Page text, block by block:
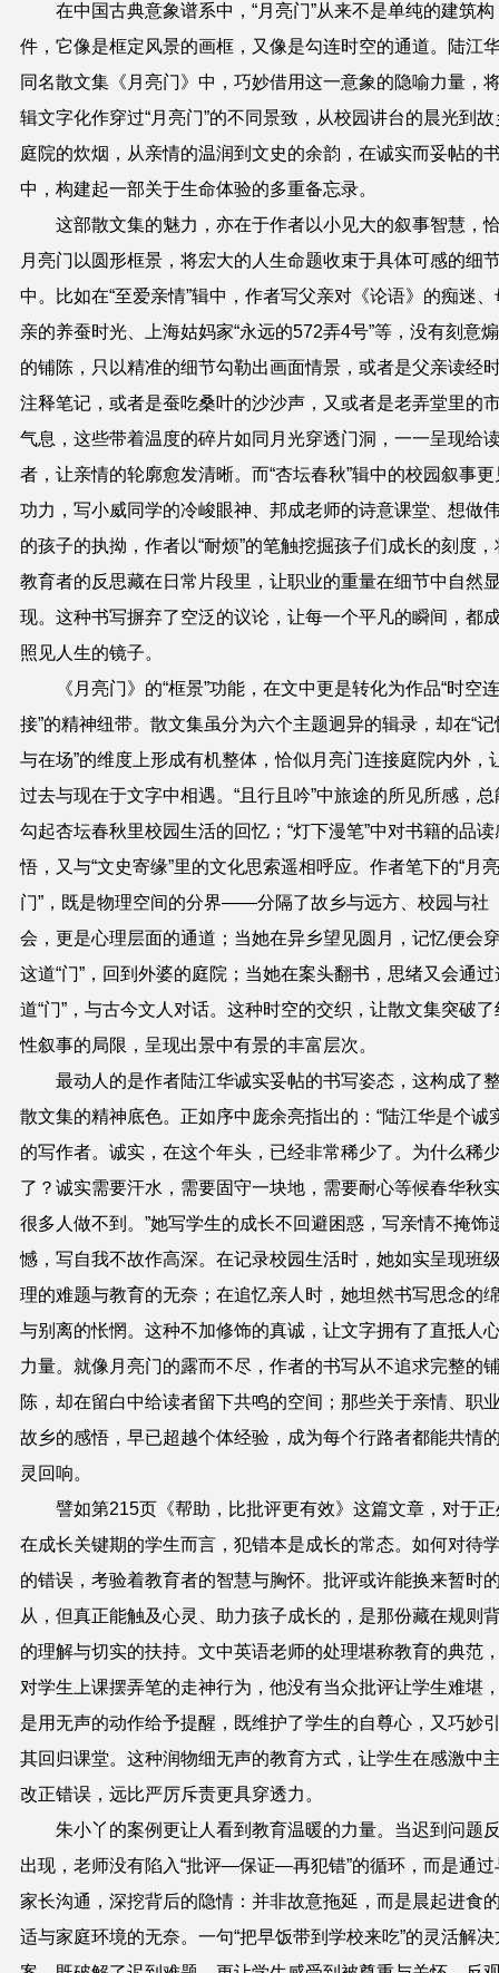
在中国古典意象谱系中，“月亮门”从来不是单纯的建筑构
件，它像是框定风景的画框，又像是勾连时空的通道。陆江
同名散文集《月亮门》中，巧妙借用这一意象的隐喻力量，
辑文字化作穿过“月亮门”的不同景致，从校园讲台的晨光到故
庭院的炊烟，从亲情的温润到文史的余韵，在诚实而妥帖的
中，构建起一部关于生命体验的多重备忘录。
这部散文集的魅力，亦在于作者以小见大的叙事智慧，
月亮门以圆形框景，将宏大的人生命题收束于具体可感的细
中。比如在“至爱亲情”辑中，作者写父亲对《论语》的痴迷、
亲的养蚕时光、上海姑妈家“永远的572弄4号”等，没有刻意
的铺陈，只以精准的细节勾勒出画面情景，或者是父亲读经
注释笔记，或者是蚕吃桑叶的沙沙声，又或者是老弄堂里的
气息，这些带着温度的碎片如同月光穿透门洞，一一呈现给
者，让亲情的轮廓愈发清晰。而“杏坛春秋”辑中的校园叙事更
功力，写小威同学的冷峻眼神、邦成老师的诗意课堂、想做
的孩子的执拗，作者以“耐烦”的笔触挖掘孩子们成长的刻度，
教育者的反思藏在日常片段里，让职业的重量在细节中自然
现。这种书写摒弃了空泛的议论，让每一个平凡的瞬间，都
照见人生的镜子。
《月亮门》的“框景”功能，在文中更是转化为作品“时空连
接”的精神纽带。散文集虽分为六个主题迥异的辑录，却在“记
与在场”的维度上形成有机整体，恰似月亮门连接庭院内外，
过去与现在于文字中相遇。“且行且吟”中旅途的所见所感，总
勾起杏坛春秋里校园生活的回忆；“灯下漫笔”中对书籍的品读
悟，又与“文史寄缘”里的文化思索遥相呼应。作者笔下的“月亮
门”，既是物理空间的分界——分隔了故乡与远方、校园与社
会，更是心理层面的通道；当她在异乡望见圆月，记忆便会
这道“门”，回到外婆的庭院；当她在案头翻书，思绪又会通过
道“门”，与古今文人对话。这种时空的交织，让散文集突破了
性叙事的局限，呈现出景中有景的丰富层次。
最动人的是作者陆江华诚实妥帖的书写姿态，这构成了
散文集的精神底色。正如序中庞余亮指出的：“陆江华是个诚
的写作者。诚实，在这个年头，已经非常稀少了。为什么稀
了？诚实需要汗水，需要固守一块地，需要耐心等候春华秋
很多人做不到。”她写学生的成长不回避困惑，写亲情不掩饰
憾，写自我不故作高深。在记录校园生活时，她如实呈现班
理的难题与教育的无奈；在追忆亲人时，她坦然书写思念的
与别离的怅惘。这种不加修饰的真诚，让文字拥有了直抵人
力量。就像月亮门的露而不尽，作者的书写从不追求完整的
陈，却在留白中给读者留下共鸣的空间；那些关于亲情、职
故乡的感悟，早已超越个体经验，成为每个行路者都能共情
灵回响。
譬如第215页《帮助，比批评更有效》这篇文章，对于正
在成长关键期的学生而言，犯错本是成长的常态。如何对待
的错误，考验着教育者的智慧与胸怀。批评或许能换来暂时
从，但真正能触及心灵、助力孩子成长的，是那份藏在规则
的理解与切实的扶持。文中英语老师的处理堪称教育的典范
对学生上课摆弄笔的走神行为，他没有当众批评让学生难堪
是用无声的动作给予提醒，既维护了学生的自尊心，又巧妙
其回归课堂。这种润物细无声的教育方式，让学生在感激中
改正错误，远比严厉斥责更具穿透力。
朱小丫的案例更让人看到教育温暖的力量。当迟到问题
出现，老师没有陷入“批评—保证—再犯错”的循环，而是通过
家长沟通，深挖背后的隐情：并非故意拖延，而是晨起进食
适与家庭环境的无奈。一句“把早饭带到学校来吃”的灵活解决